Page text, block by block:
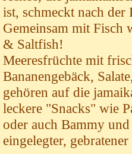
ist, schmeckt nach
Gemeinsam mit Fisch
& Saltfish!
Meeresfrüchte mit
Bananengebäck,
gehören auf die
leckere "Snacks" wie
oder auch Bammy
eingelegter,